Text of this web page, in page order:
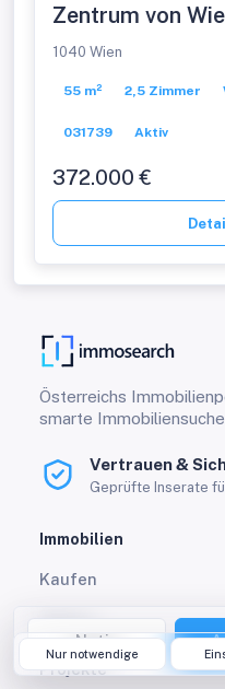
Zentrum von
U4
1040 Wien
55 m² 2,5 Zimmer
031739 Aktiv
372.000 €
Notiz
Österreichs
smarte
Vertrauen &
Geprüfte Inserate
Immobilien
Kaufen
Mieten
Projekte
Nur notwendige